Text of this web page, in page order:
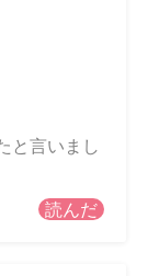
と言いまし
読んだ